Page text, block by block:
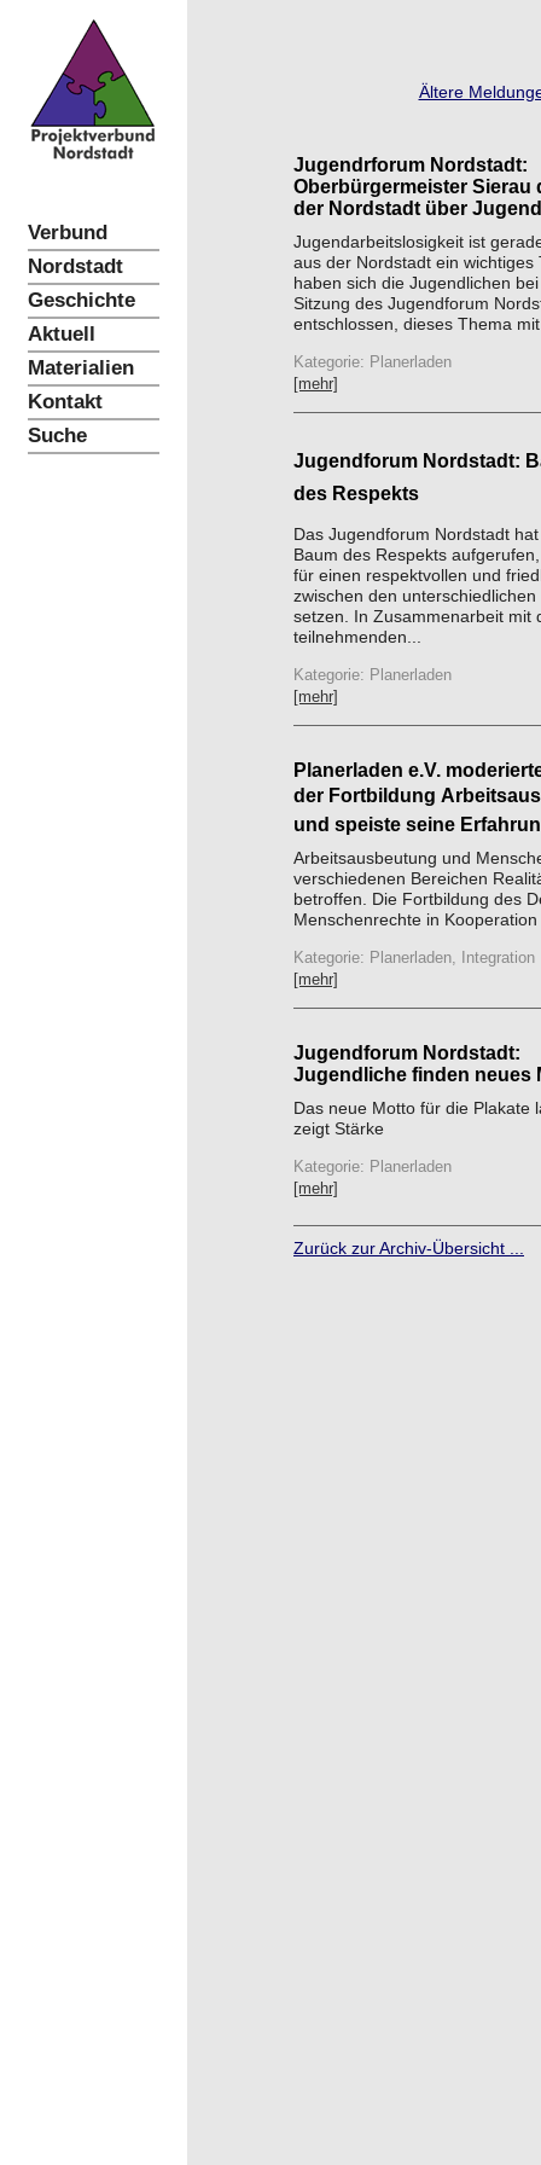
Verbund
Nordstadt
Geschichte
Aktuell
Materialien
Kontakt
Suche
Ältere
Jugendrforum Nordstadt:
Oberbürgermeister
der Nordstadt über
Jugendarbeitslosigkeit ist
aus der Nordstadt ein wichtiges
haben sich die Jugendlichen
Sitzung des Jugendforum
entschlossen, dieses Thema
Kategorie: Planerladen
[mehr]
Jugendforum Nordstadt:
des Respekts
Das Jugendforum Nordstadt
Baum des Respekts
für einen respektvollen und
zwischen den
setzen. In Zusammenarbeit mit
teilnehmenden...
Kategorie: Planerladen
[mehr]
Planerladen e.V.
der Fortbildung
und speiste seine
Arbeitsausbeutung und
verschiedenen Bereichen
betroffen. Die Fortbildung des
Menschenrechte in
Kategorie: Planerladen, Integration
[mehr]
Jugendforum Nordstadt:
Jugendliche finden neues
Das neue Motto für die Plakate
zeigt Stärke
Kategorie: Planerladen
[mehr]
Zurück zur Archiv-Übersicht ...